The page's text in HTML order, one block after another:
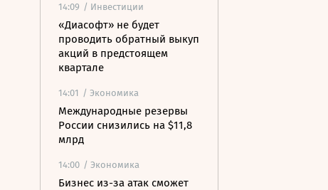
14:09 / Инвестиции
«Диасофт» не будет
проводить обратный выкуп
акций в предстоящем
квартале
14:01 / Экономика
Международные резервы
России снизились на $11,8
млрд
14:00 / Экономика
Бизнес из-за атак сможет